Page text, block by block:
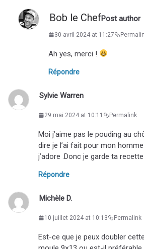
Bob le ChefPost author
30 avril 2024 at 11:27
Ah yes, merci !
Répondre
Sylvie Warren
29 mai 2024 at 10:11 Permalink
Moi j’aime pas le pouding au
dire je l’ai fait pour mon
j’adore .Donc je garde ta
Répondre
Michèle D.
10 juillet 2024 at 10:13 Permalink
Est-ce que je peux doubler